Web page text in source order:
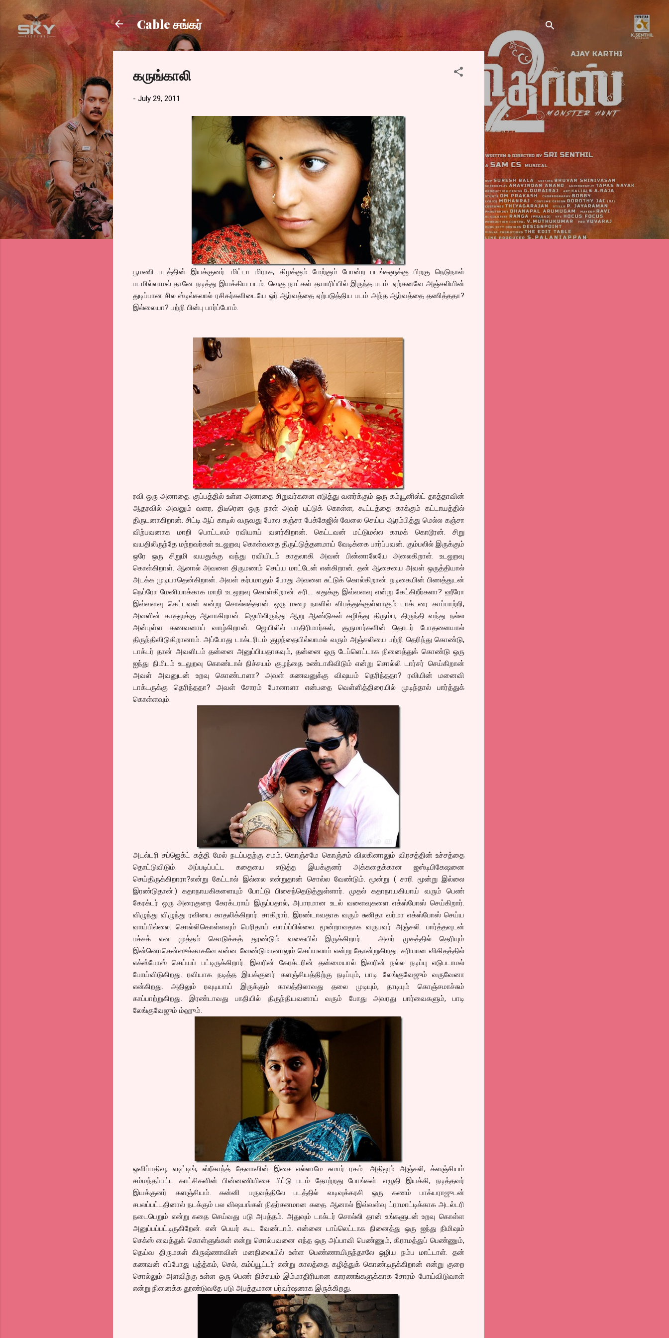
Skip to main content
Cable சங்கர்
கருங்காலி
- July 29, 2011
பூமணி படத்தின் இயக்குனர். மிட்டா மிராசு, கிழக்கும் மேற்கும் போன்ற படங்களுக்கு பிறகு நெடுநாள்
படமில்லாமல் தானே நடித்து இயக்கிய படம். வெகு நாட்கள் தயாரிப்பில் இருந்த படம். ஏற்கனவே அஞ்சலியின்
துடிப்பான சில ஸ்டில்கலால் ரசிகர்களிடையே ஒர் ஆர்வத்தை ஏற்படுத்திய படம் அந்த ஆர்வத்தை தணித்ததா?
இல்லையா? பற்றி பின்பு பார்ப்போம்.
ரவி ஒரு அனாதை. குப்பத்தில் உள்ள அனாதை சிறுவர்களை எடுத்து வளர்க்கும் ஒரு கம்யூனிஸ்ட் தாத்தாவின்
ஆதரவில் அவனும் வளர, திடீரென ஒரு நாள் அவர் புட்டுக் கொள்ள, கூட்டத்தை காக்கும் கட்டாயத்தில்
திருடனாகிறான். சிட்டி ஆப் காடில் வருவது போல கஞ்சா பேக்கேஜில் வேலை செய்ய ஆரம்பித்து மெல்ல கஞ்சா
விற்பவனாக மாறி பொட்டலம் ரவியாய் வளர்கிறான். கெட்டவன் மட்டுமல்ல காமக் கொடூரன். சிறு
வயதிலிருந்தே மற்றவர்கள் உடலுறவு கொள்வதை திருட்டுத்தனமாய் வேடிக்கை பார்ப்பவன். கும்பலில் இருக்கும்
ஒரே ஒரு சிறுமி வயதுக்கு வந்து ரவியிடம் காதலாகி அவன் பின்னாலேயே அலைகிறாள். உடலுறவு
கொள்கிறாள். ஆனால் அவளை திருமணம் செய்ய மாட்டேன் என்கிறான். தன் ஆசையை அவள் ஒருத்தியால்
அடக்க முடியாதென்கிறான். அவள் கர்பமாகும் போது அவளை சுட்டுக் கொல்கிறான். நடிகையின் பிணத்துடன்
நெப்ரோ மேனியாக்காக மாறி உடலுறவு கொள்கிறான். சரி…. எதுக்கு இவ்வளவு என்று கேட்கிறீர்களா? ஹீரோ
இவ்வளவு கெட்டவன் என்று சொல்லத்தான். ஒரு மழை நாளில் விபத்துக்குள்ளாகும் டாக்டரை காப்பாற்றி,
அவளின் காதலுக்கு ஆளாகிறான். ஜெயிலிருந்து ஆறு ஆண்டுகள் கழித்து திரும்ப, திருந்தி வந்து நல்ல
அன்புள்ள கணவனாய் வாழ்கிறான். ஜெயிலில் பாதிரிமார்கள், குருமார்களின் தொடர் போதனையால்
திருந்திவிடுகிறானாம். அப்போது டாக்டரிடம் குழந்தையில்லாமல் வரும் அஞ்சலியை பற்றி தெரிந்து கொண்டு,
டாக்டர் தான் அவளிடம் தன்னை அனுப்பியதாகவும், தன்னை ஒரு டேப்ளெட்டாக நினைத்துக் கொண்டு ஒரு
ஐந்து நிமிடம் உடலுறவு கொண்டால் நிச்சயம் குழந்தை உண்டாகிவிடும் என்று சொல்லி டார்சர் செய்கிறான்
அவள் அவனுடன் உறவு கொண்டாளா? அவள் கணவனுக்கு விஷயம் தெரிந்ததா? ரவியின் மனைவி
டாக்டருக்கு தெரிந்ததா? அவள் சோரம் போனாளா என்பதை வெள்ளித்திரையில் முடிந்தால் பார்த்துக்
கொள்ளவும்.
அடல்டரி சப்ஜெக்ட் கத்தி மேல் நடப்பதற்கு சமம். கொஞ்சமே கொஞ்சம் விலகினாலும் விரசத்தின் உச்சத்தை
தொட்டுவிடும். அப்படிப்பட்ட கதையை எடுத்த இயக்குனர் அக்கதைக்கான ஜஸ்டிபிகேஷனை
செய்திருக்கிறாரா?என்று கேட்டால் இல்லை என்றுதான் சொல்ல வேண்டும். மூன்று ( சாரி மூன்று இல்லை
இரண்டுதான்.) கதாநாயகிகளையும் போட்டு பிசைந்தெடுத்துள்ளார். முதல் கதாநாயகியாய் வரும் பெண்
கேரக்டர் ஒரு அரைகுறை கேரக்டராய் இருப்பதால், அபாரமான உடல் வளைவுகளை எக்ஸ்போஸ் செய்கிறார்.
விழுந்து விழுந்து ரவியை காதலிக்கிறார். சாகிறார். இரண்டாவதாக வரும் சுனிதா வர்மா எக்ஸ்போஸ் செய்ய
வாய்பில்லை. சொல்லிகொள்ளவும் பெரிதாய் வாய்ப்பில்லை. மூன்றாவதாக வருபவர் அஞ்சலி. பார்த்தவுடன்
பச்சக் என முத்தம் கொடுக்கத் தூண்டும் வகையில் இருக்கிறார். அவர் முகத்தில் தெரியும்
இன்னொசென்ஸுக்காகவே என்ன வேண்டுமானாலும் செய்யலாம் என்று தோன்றுகிறது. சரியான விகிதத்தில்
எக்ஸ்போஸ் செய்யப் பட்டிருக்கிறார். இவரின் கேரக்டரின் தன்மையால் இவரின் நல்ல நடிப்பு எடுபடாமல்
போய்விடுகிறது. ரவியாக நடித்த இயக்குனர் களஞ்சியத்திற்கு நடிப்பும், பாடி லேங்குவேஜும் வருவேனா
என்கிறது. அதிலும் ரவுடியாய் இருக்கும் காலத்திலாவது தலை முடியும், தாடியும் கொஞ்சமாச்சும்
காப்பாற்றுகிறது. இரண்டாவது பாதியில் திருந்தியவனாய் வரும் போது அவரது பார்வைகளும், பாடி
லேங்குவேஜும் ம்ஹும்.
ஒளிப்பதிவு, எடிட்டிங், ஸ்ரீகாந்த் தேவாவின் இசை எல்லாமே சுமார் ரகம். அதிலும் அஞ்சலி, க்ளஞ்சியம்
சம்மந்தப்பட்ட காட்சிகளின் பின்னணியிசை பிட்டு படம் தோற்றது போங்கள். எழுதி இயக்கி, நடித்தவர்
இயக்குனர் களஞ்சியம். கன்னி பருவத்திலே படத்தில் வடிவுக்கரசி ஒரு கணம் பாக்யராஜுடன்
சபலப்பட்டதினால் நடக்கும் பல விஷயங்கள் நிதர்சனமான கதை. ஆனால் இவ்வள்வு ட்ராமாட்டிக்காக அடல்டரி
நடைபெறும் என்று கதை செய்வது படு அபத்தம். அதுவும் டாக்டர் சொல்லி தான் உங்களுடன் உறவு கொள்ள
அனுப்பப்பட்டிருகிறேன். என் பெயர் கூட வேண்டாம். என்னை டாப்லெட்டாக நினைத்து ஒரு ஐந்து நிமிஷம்
செக்ஸ் வைத்துக் கொள்ளுங்கள் என்று சொல்பவனை எந்த ஒரு அப்பாவி பெண்ணும், கிராமத்துப் பெண்ணும்,
தெய்வ திருமகள் கிருஷ்ணாவின் மனநிலையில் உள்ள பெண்ணாயிருந்தாலே ஒழிய நம்ப மாட்டாள். தன்
கணவன் எப்போது புத்த்கம், செல், கம்ப்யூட்டர் என்று காலத்தை கழித்துக் கொண்டிருக்கிறான் என்று குறை
சொல்லும் அளவிற்கு உள்ள ஒரு பெண் நிச்சயம் இம்மாதிரியான காரணங்களுக்காக சோரம் போய்விடுவாள்
என்று நினைக்க தூண்டுவதே படு அபத்தமான பர்வர்ஷனாக இருக்கிறது.